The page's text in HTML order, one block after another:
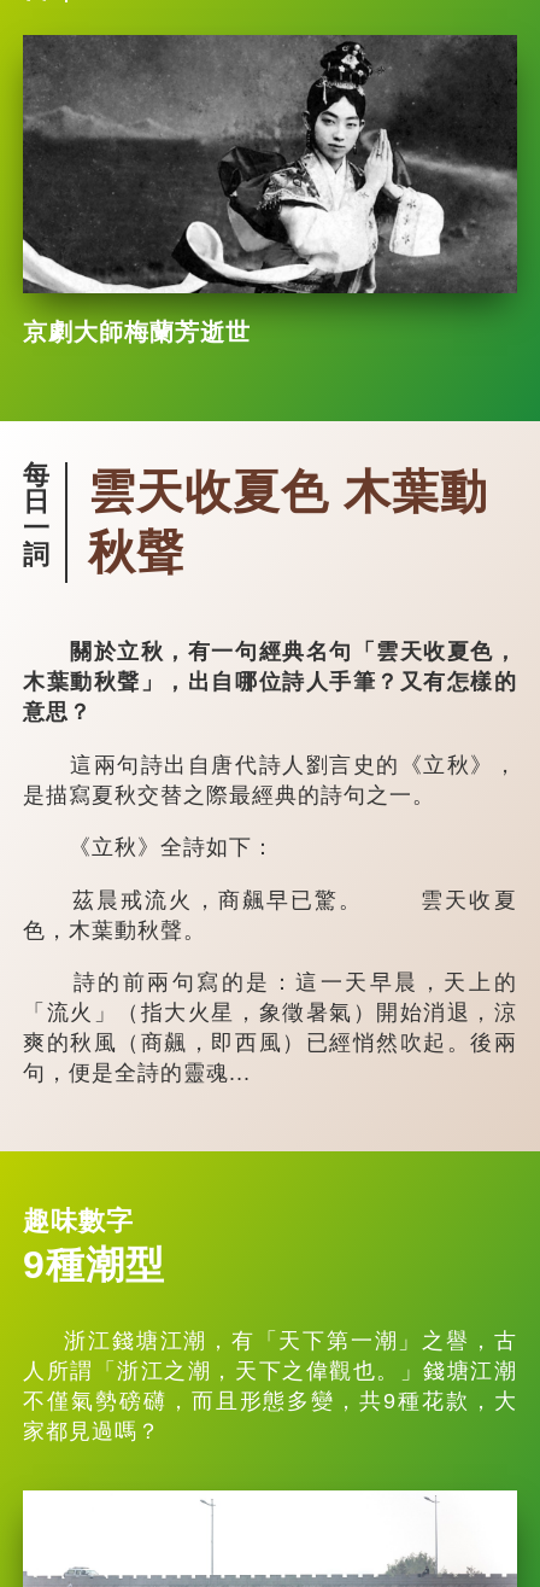
京劇大師梅蘭芳逝世
每
日
一
詞
雲天收夏色 木葉動
秋聲
關於立秋，有一句經典名句「雲天收夏色，
木葉動秋聲」，出自哪位詩人手筆？又有怎樣的
意思？
這兩句詩出自唐代詩人劉言史的《立秋》，
是描寫夏秋交替之際最經典的詩句之一。
《立秋》全詩如下：
茲晨戒流火，商飆早已驚。 雲天收夏
色，木葉動秋聲。
詩的前兩句寫的是：這一天早晨，天上的
「流火」（指大火星，象徵暑氣）開始消退，涼
爽的秋風（商飆，即西風）已經悄然吹起。後兩
句，便是全詩的靈魂...
趣味數字
9種潮型
浙江錢塘江潮，有「天下第一潮」之譽，古
人所謂「浙江之潮，天下之偉觀也。」錢塘江潮
不僅氣勢磅礴，而且形態多變，共9種花款，大
家都見過嗎？